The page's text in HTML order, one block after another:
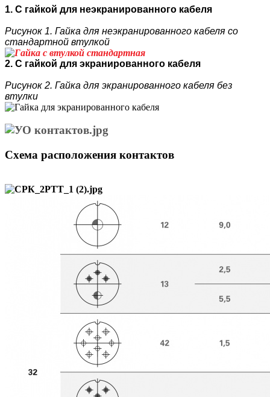
1. С гайкой для неэкранированного кабеля
Рисунок 1. Гайка для неэкранированного кабеля со
стандартной втулкой
2. С гайкой для экранированного кабеля
Рисунок 2. Гайка для экранированного кабеля без
втулки
Схема расположения контактов